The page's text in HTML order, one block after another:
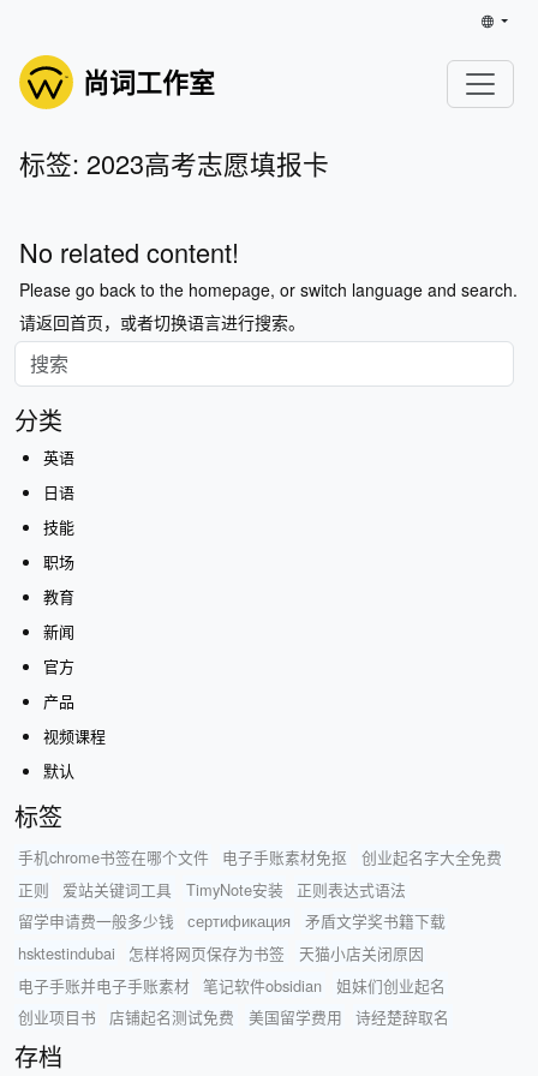
尚词工作室
标签: 2023高考志愿填报卡
No related content!
Please go back to the homepage, or switch language and search.
请返回首页，或者切换语言进行搜索。
分类
英语
日语
技能
职场
教育
新闻
官方
产品
视频课程
默认
标签
手机chrome书签在哪个文件 电子手账素材免抠
创业起名字大全免费
正则
爱站关键词工具 TimyNote安装
正则表达式语法
留学申请费一般多少钱
сертификация
矛盾文学奖书籍下载
hsktestindubai
怎样将网页保存为书签
天猫小店关闭原因
电子手账并电子手账素材
笔记软件obsidian
姐妹们创业起名
创业项目书
店铺起名测试免费 美国留学费用 诗经楚辞取名
存档